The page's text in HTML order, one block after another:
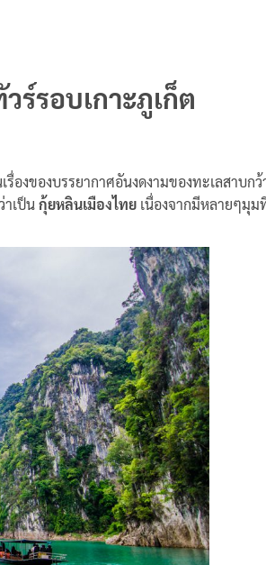
ร์รอบเกาะภูเก็ต
รื่องของบรรยากาศอันงดงามของทะเลสาบก
าเป็นกุ้ยหลินเมืองไทย เนื่องจากมีหลายๆมุ